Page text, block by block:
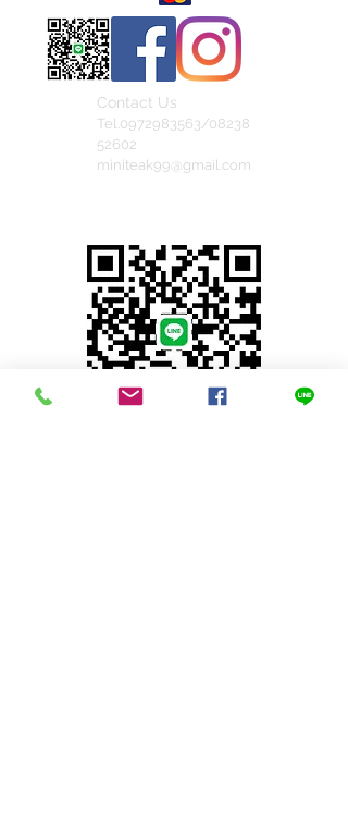
Contact Us
Tel.0972983563/08238
52602
miniteak99@gmail.com